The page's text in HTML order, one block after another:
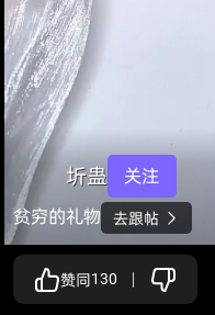
圻蛊
关注
贫穷的礼物
去跟帖 
赞同130